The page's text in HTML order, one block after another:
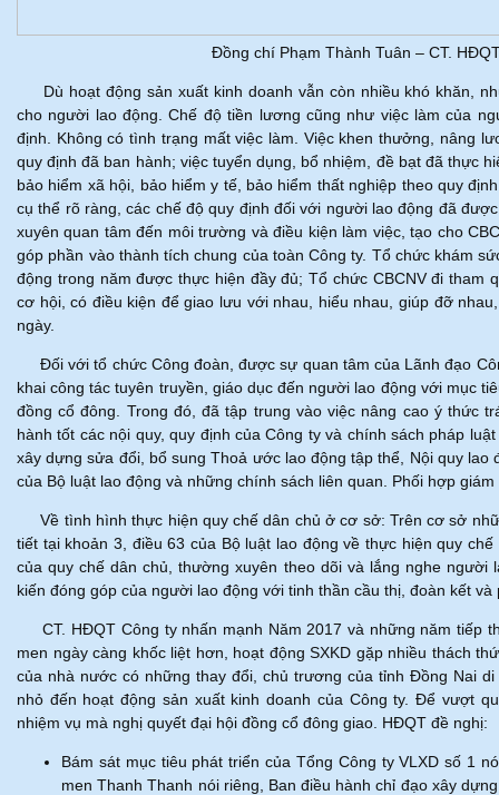
Đồng chí Phạm Thành Tuân – CT.
Dù hoạt động sản xuất kinh doanh vẫn còn nhiều khó khăn,
cho người lao động. Chế độ tiền lương cũng như việc làm của
định. Không có tình trạng mất việc làm. Việc khen thưởng, nâng
quy định đã ban hành; việc tuyển dụng, bổ nhiệm, đề bạt đã thực
bảo hiểm xã hội, bảo hiểm y tế, bảo hiểm thất nghiệp theo quy
cụ thể rõ ràng, các chế độ quy định đối với người lao động đã
xuyên quan tâm đến môi trường và điều kiện làm việc, tạo cho
góp phần vào thành tích chung của toàn Công ty. Tổ chức khám
động trong năm được thực hiện đầy đủ; Tổ chức CBCNV đi tham
cơ hội, có điều kiện để giao lưu với nhau, hiểu nhau, giúp đỡ
ngày.
Đối với tổ chức Công đoàn, được sự quan tâm của Lãnh đạo
khai công tác tuyên truyền, giáo dục đến người lao động với mục
đồng cổ đông. Trong đó, đã tập trung vào việc nâng cao ý thức
hành tốt các nội quy, quy định của Công ty và chính sách pháp
xây dựng sửa đổi, bổ sung Thoả ước lao động tập thể, Nội quy
của Bộ luật lao động và những chính sách liên quan. Phối hợp
Về tình hình thực hiện quy chế dân chủ ở cơ sở: Trên cơ sở
tiết tại khoản 3, điều 63 của Bộ luật lao động về thực hiện quy
của quy chế dân chủ, thường xuyên theo dõi và lắng nghe
kiến đóng góp của người lao động với tinh thần cầu thị, đoàn kết
CT. HĐQT Công ty nhấn mạnh Năm 2017 và những năm tiếp
men ngày càng khốc liệt hơn, hoạt động SXKD gặp nhiều thách
của nhà nước có những thay đổi, chủ trương của tỉnh Đồng Nai
nhỏ đến hoạt động sản xuất kinh doanh của Công ty. Để vượt
nhiệm vụ mà nghị quyết đại hội đồng cổ đông giao. HĐQT đề nghị:
Bám sát mục tiêu phát triển của Tổng Công ty VLXD số 1
men Thanh Thanh nói riêng, Ban điều hành chỉ đạo xây